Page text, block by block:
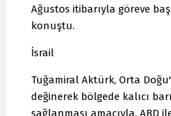
Ağustos itibarıyla göreve
konuştu.
İsrail
Tuğamiral Aktürk, Orta
değinerek bölgede kalıcı
sağlanması amacıyla, ABD